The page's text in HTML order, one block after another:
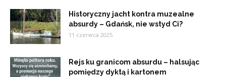
Historyczny jacht kontra muzealne
absurdy – Gdańsk, nie wstyd Ci?
11 czerwca 2025
Rejs ku granicom absurdu – halsując
pomiędzy dyktą i kartonem